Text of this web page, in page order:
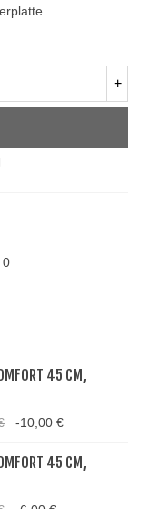
+
0
45 CM,
-10,00 €
45 CM,